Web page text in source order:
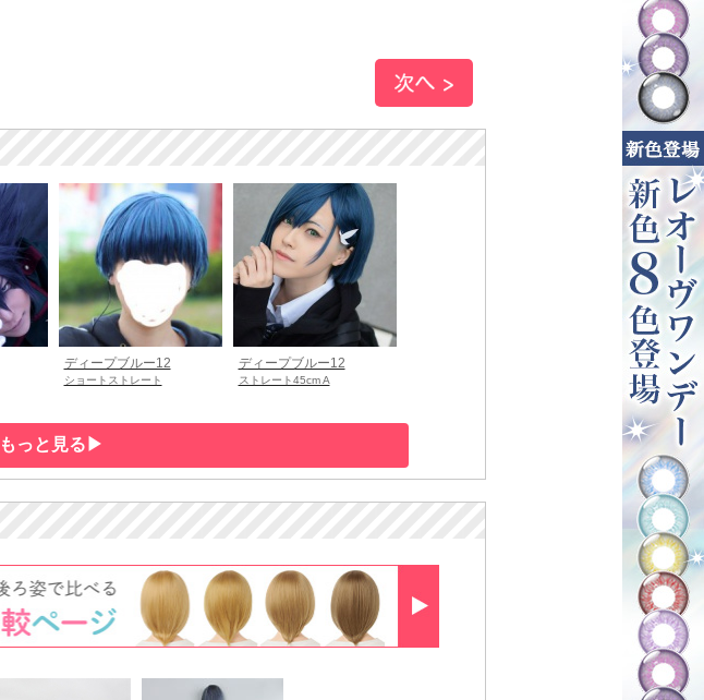
ディープブルー12
ショートストレート
ディープブルー12
ストレート45cm A